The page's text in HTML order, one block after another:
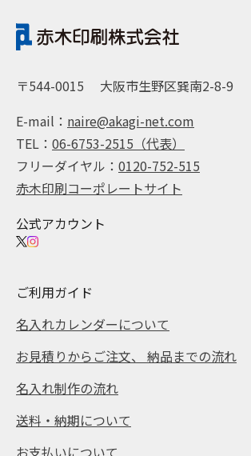
〒544-0015
大阪市生野区巽南2-8-9
E-mail： naire@akagi-net.com
TEL： 06-6753-2515（代表）
フリーダイヤル： 0120-752-515
赤木印刷コーポレートサイト
公式アカウント
ご利用ガイド
名入れカレンダーについて
お見積りからご注文、 納品までの流れ
名入れ制作の流れ
送料・納期について
お支払いについて